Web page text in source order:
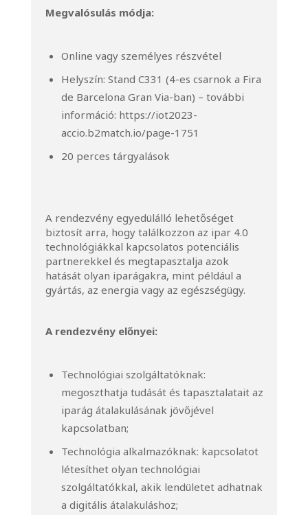
Megvalósulás módja:
Online vagy személyes részvétel
Helyszín: Stand C331 (4-es csarnok a Fira
de Barcelona Gran Via-ban) – további
információ: https://iot2023-
accio.b2match.io/page-1751
20 perces tárgyalások
A rendezvény egyedülálló lehetőséget
biztosít arra, hogy találkozzon az ipar 4.0
technológiákkal kapcsolatos potenciális
partnerekkel és megtapasztalja azok
hatását olyan iparágakra, mint például a
gyártás, az energia vagy az egészségügy.
A rendezvény előnyei:
Technológiai szolgáltatóknak:
megoszthatja tudását és tapasztalatait az
iparág átalakulásának jövőjével
kapcsolatban;
Technológia alkalmazóknak: kapcsolatot
létesíthet olyan technológiai
szolgáltatókkal, akik lendületet adhatnak
a digitális átalakuláshoz;